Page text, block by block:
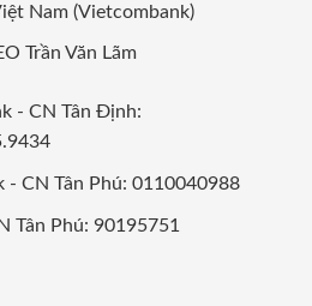
Nam (Vietcombank)
Trần Văn Lãm
- CN Tân Định:
- CN Tân Phú: 0110040988
Tân Phú: 90195751